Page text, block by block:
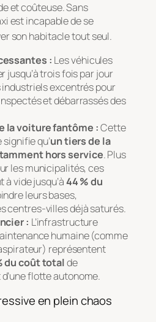
et coûteuse. Sans
est incapable de se
son habitacle tout seul.
: Les véhicules
jusqu’à trois fois par jour
industriels excentrés pour
et débarrassés des
la voiture fantôme :Cette
qu’un tiers de la
hors service. Plus
les municipalités, ces
vide jusqu’à44 % du
leurs bases,
centres-villes déjà saturés.
: L’infrastructure
humaine (comme
représentent
du coût totalde
flotte autonome.
en plein chaos